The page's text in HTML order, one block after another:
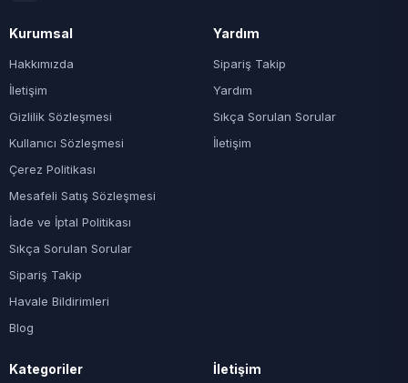
Kurumsal
Hakkımızda
İletişim
Gizlilik Sözleşmesi
Kullanıcı Sözleşmesi
Çerez Politikası
Mesafeli Satış Sözleşmesi
İade ve İptal Politikası
Sıkça Sorulan Sorular
Sipariş Takip
Havale Bildirimleri
Blog
Yardım
Sipariş Takip
Yardım
Sıkça Sorulan Sorular
İletişim
Kategoriler İletişim